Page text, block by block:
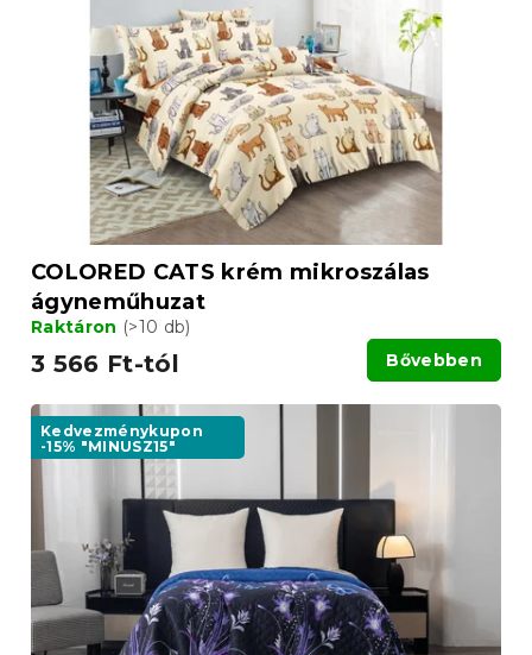
COLORED CATS krém mikroszálas
ágyneműhuzat
Raktáron (>10 db)
3 566 Ft-tól Bővebben
Kedvezménykupon
-15% "MINUSZ15"